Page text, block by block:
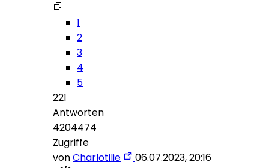
1
2
3
4
5
221
Antworten
4204474
Zugriffe
vonCharlotilie 06.07.2023, 20:16